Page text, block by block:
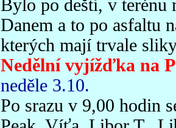
Bylo po dešti, v terénu
Danem a to po asfaltu
kterých mají trvale
Nedělní vyjížďka na
neděle 3.10.
Po srazu v 9,00 hodin